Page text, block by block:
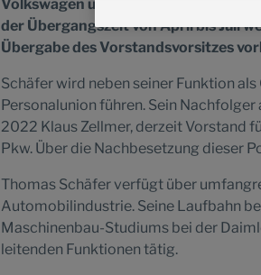
Volkswagen und übernimmt zum 1.
der Übergangszeit von April bis Juli
Übergabe des Vorstandsvorsitzes
Schäfer wird neben seiner Funktion
Personalunion führen. Sein
2022 Klaus Zellmer, derzeit Vorstand
Pkw. Über die Nachbesetzung dieser
Thomas Schäfer verfügt über
Automobilindustrie. Seine Laufbahn
Maschinenbau-Studiums bei der
leitenden Funktionen tätig.